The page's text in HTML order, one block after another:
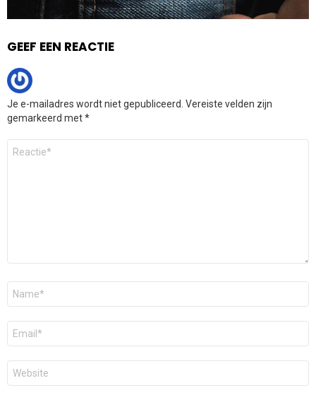
GEEF EEN REACTIE
Je e-mailadres wordt niet gepubliceerd. Vereiste velden zijn
gemarkeerd met*
Reactie
Naam
E-
mail
*
Site